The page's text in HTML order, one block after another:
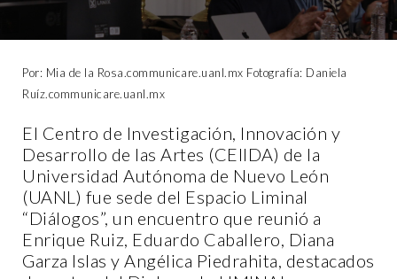
Por: Mia de la Rosa.communicare.uanl.mx Fotografía: Daniela
Ruíz.communicare.uanl.mx
El Centro de Investigación, Innovación y
Desarrollo de las Artes (CEIIDA) de la
Universidad Autónoma de Nuevo León
(UANL) fue sede del Espacio Liminal
“Diálogos”, un encuentro que reunió a
Enrique Ruiz, Eduardo Caballero, Diana
Garza Islas y Angélica Piedrahita, destacados